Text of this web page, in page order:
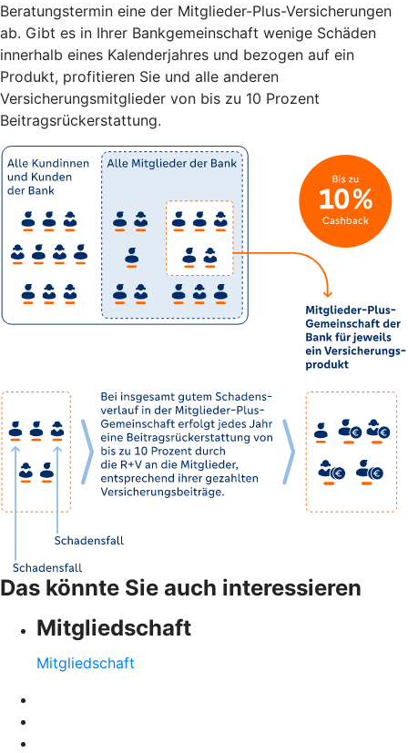
Beratungstermin eine der Mitglieder-Plus-Versicherungen
ab. Gibt es in Ihrer Bankgemeinschaft wenige Schäden
innerhalb eines Kalenderjahres und bezogen auf ein
Produkt, profitieren Sie und alle anderen
Versicherungsmitglieder von bis zu 10 Prozent
Beitragsrückerstattung.
Das könnte Sie auch interessieren
Mitgliedschaft
Mitgliedschaft